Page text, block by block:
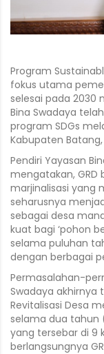
Program
fokus utama
selesai pada 2030
Bina Swadaya
program SDGs
Kabupaten
Pendiri Yayasan
mengatakan,
marjinalisasi yang
seharusnya
sebagai desa
kuat bagi ‘pohon
selama puluhan
dengan berbagai
Permasalahan-
Swadaya akhirnya
Revitalisasi Desa
selama dua tahun
yang tersebar di 9
berlangsungnya